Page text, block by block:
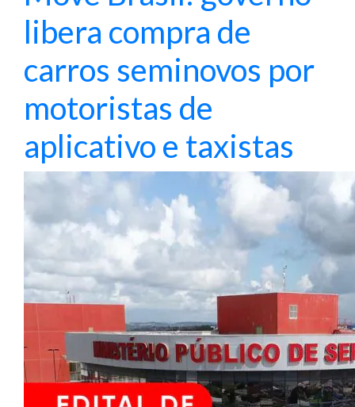
libera compra de
carros seminovos por
motoristas de
aplicativo e taxistas